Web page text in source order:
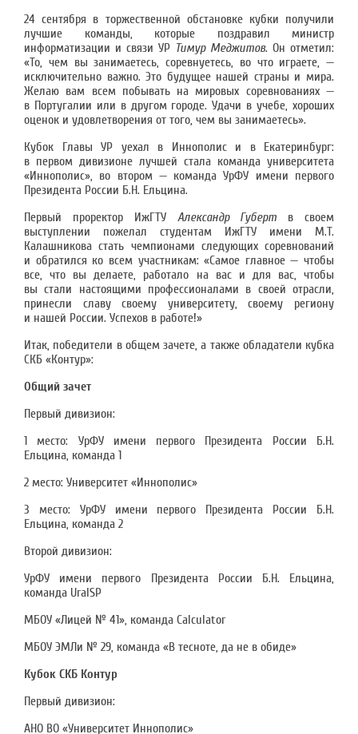
24 сентября в торжественной обстановке кубки получили
лучшие команды, которые поздравил министр
информатизации и связи УР Тимур Меджитов. Он отметил:
«То, чем вы занимаетесь, соревнуетесь, во что играете, —
исключительно важно. Это будущее нашей страны и мира.
Желаю вам всем побывать на мировых соревнованиях —
в Португалии или в другом городе. Удачи в учебе, хороших
оценок и удовлетворения от того, чем вы занимаетесь».
Кубок Главы УР уехал в Иннополис и в Екатеринбург:
в первом дивизионе лучшей стала команда университета
«Иннополис», во втором — команда УрФУ имени первого
Президента России Б.Н. Ельцина.
Первый проректор ИжГТУ Александр Губерт в своем
выступлении пожелал студентам ИжГТУ имени М.Т.
Калашникова стать чемпионами следующих соревнований
и обратился ко всем участникам: «Самое главное — чтобы
все, что вы делаете, работало на вас и для вас, чтобы
вы стали настоящими профессионалами в своей отрасли,
принесли славу своему университету, своему региону
и нашей России. Успехов в работе!»
Итак, победители в общем зачете, а также обладатели кубка
СКБ «Контур»:
Общий зачет
Первый дивизион:
1 место: УрФУ имени первого Президента России Б.Н.
Ельцина, команда 1
2 место: Университет «Иннополис»
3 место: УрФУ имени первого Президента России Б.Н.
Ельцина, команда 2
Второй дивизион:
УрФУ имени первого Президента России Б.Н. Ельцина,
команда UralSP
МБОУ «Лицей № 41», команда Calculator
МБОУ ЭМЛи № 29, команда «В тесноте, да не в обиде»
Кубок СКБ Контур
Первый дивизион:
АНО ВО «Университет Иннополис»